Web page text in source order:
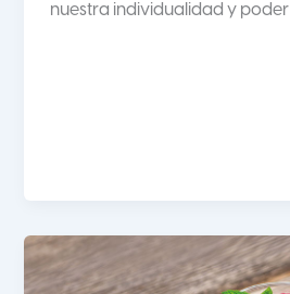
nuestra individualidad y poder